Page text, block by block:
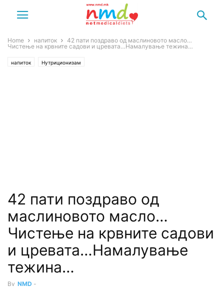
Home напиток
42 пати поздраво од маслиновото масло…
Чистење на крвните садови и цревата…Намалување тежина…
напиток Нутриционизам
42 пати поздраво од
маслиновото масло…
Чистење на крвните садови
и цревата…Намалување
тежина…
By NMD -